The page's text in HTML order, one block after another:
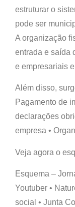
estruturar o
pode ser
A organização
entrada e saída
e empresariais
Além disso,
Pagamento de
declarações
empresa •
Veja agora o
Esquema –
Youtuber •
social • Junta